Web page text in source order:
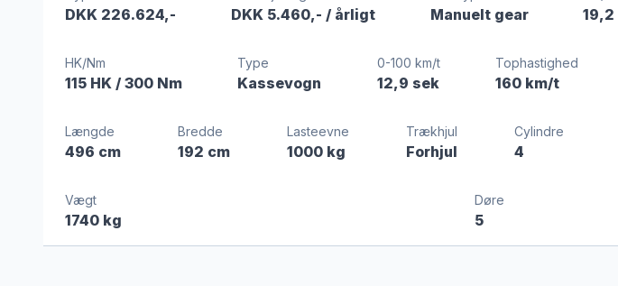
DKK 226.624,- DKK 5.460,- / årligt Manuelt gear 19,2
HK/Nm
115 HK / 300 Nm
Type
Kassevogn
0-100 km/t
12,9 sek
Tophastighed
160 km/t
Længde
496 cm
Bredde
192 cm
Lasteevne
1000 kg
Trækhjul
Forhjul
Cylindre
4
Vægt
1740 kg
Døre
5